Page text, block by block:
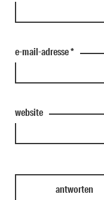
e-mail-adresse*
website